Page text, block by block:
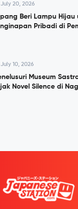
July 20, 2026
Beri Lampu Hijau
Pribadi di
July 10, 2026
Museum
Novel Silence di